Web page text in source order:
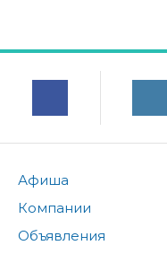
Афиша
Компании
Объявления